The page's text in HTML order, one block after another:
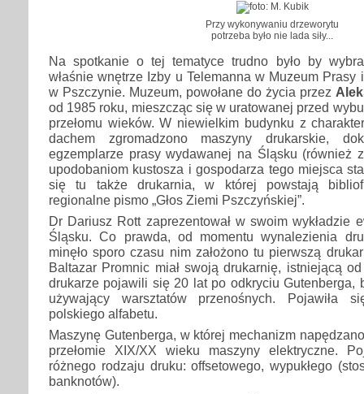
Przy wykonywaniu drzeworytu
potrzeba było nie lada siły...
Na spotkanie o tej tematyce trudno było by
właśnie wnętrze Izby u Telemanna w Muzeum
w Pszczynie. Muzeum, powołane do życia przez
od 1985 roku, mieszcząc się w uratowanej przed
przełomu wieków. W niewielkim budynku z
dachem zgromadzono maszyny drukarskie,
egzemplarze prasy wydawanej na Śląsku (również
upodobaniom kustosza i gospodarza tego miejsca
się tu także drukarnia, w której powstają
regionalne pismo „Głos Ziemi Pszczyńskiej”.
Dr Dariusz Rott zaprezentował w swoim wykładzie
Śląsku. Co prawda, od momentu wynalezienia
minęło sporo czasu nim założono tu pierwszą
Baltazar Promnic miał swoją drukarnię, istniejącą
drukarze pojawili się 20 lat po odkryciu Gutenberga,
używający warsztatów przenośnych. Pojawiła
polskiego alfabetu.
Maszynę Gutenberga, w której mechanizm
przełomie XIX/XX wieku maszyny elektryczne.
różnego rodzaju druku: offsetowego, wypukłego
banknotów).